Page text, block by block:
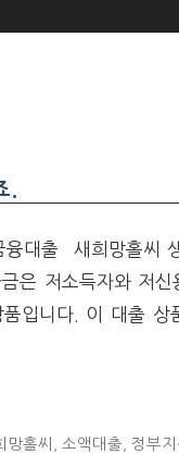
.
대출 새희망홀씨
은 저소득자와 저
입니다. 이 대출
망홀씨 소액대출 ,정부지